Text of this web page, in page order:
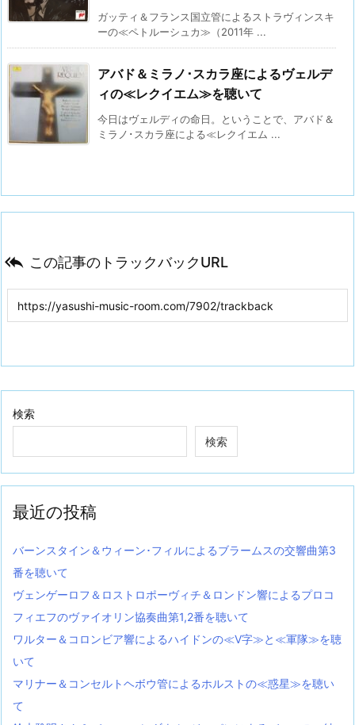
ガッティ＆フランス国立管によるストラヴィンスキ
ーの≪ペトルーシュカ≫（2011年 ...
アバド＆ミラノ･スカラ座によるヴェルデ
ィの≪レクイエム≫を聴いて
今日はヴェルディの命日。ということで、アバド＆
ミラノ･スカラ座による≪レクイエム ...
 この記事のトラックバックURL
検索
検索
最近の投稿
バーンスタイン＆ウィーン･フィルによるブラームスの交響曲第3
番を聴いて
ヴェンゲーロフ＆ロストロポーヴィチ＆ロンドン響によるプロコ
フィエフのヴァイオリン協奏曲第1,2番を聴いて
ワルター＆コロンビア響によるハイドンの≪V字≫と≪軍隊≫を聴
いて
マリナー＆コンセルトヘボウ管によるホルストの≪惑星≫を聴い
て